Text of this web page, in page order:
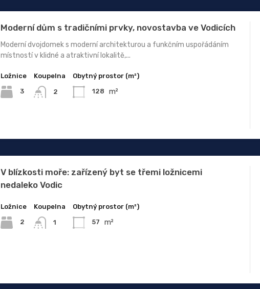
Moderní dům s tradičními prvky, novostavba ve Vodicích
Moderní dvojdomek s moderní architekturou a funkčním uspořádáním
místností v klidné a atraktivní lokalitě,...
Ložnice
3
Koupelna
2
Obytný prostor (m²)
128 m²
V blízkosti moře: zařízený byt se třemi ložnicemi
nedaleko Vodic
Ložnice
2
Koupelna
1
Obytný prostor (m²)
57 m²